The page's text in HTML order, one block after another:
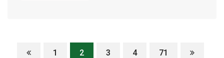
1 2 3 4 71